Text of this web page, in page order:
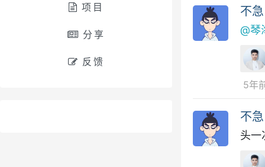
项目
分享
反馈
不急
@琴
5年
不急
头一